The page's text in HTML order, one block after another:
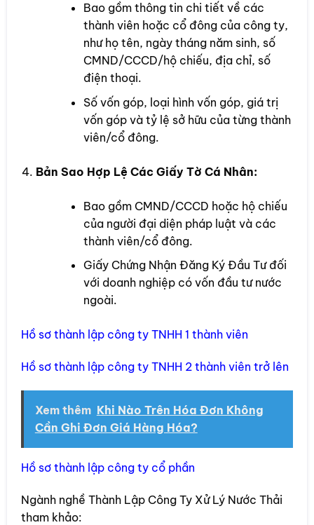
Bao gồm thông tin chi tiết về các
thành viên hoặc cổ đông của công ty,
như họ tên, ngày tháng năm sinh, số
CMND/CCCD/hộ chiếu, địa chỉ, số
điện thoại.
Số vốn góp, loại hình vốn góp, giá trị
vốn góp và tỷ lệ sở hữu của từng thành
viên/cổ đông.
Bản Sao Hợp Lệ Các Giấy Tờ Cá Nhân:
Bao gồm CMND/CCCD hoặc hộ chiếu
của người đại diện pháp luật và các
thành viên/cổ đông.
Giấy Chứng Nhận Đăng Ký Đầu Tư đối
với doanh nghiệp có vốn đầu tư nước
ngoài.
Hồ sơ thành lập công ty TNHH 1 thành viên
Hồ sơ thành lập công ty TNHH 2 thành viên trở lên
Xem thêm Khi Nào Trên Hóa Đơn Không
Cần Ghi Đơn Giá Hàng Hóa?
Hồ sơ thành lập công ty cổ phần
Ngành nghề Thành Lập Công Ty Xử Lý Nước Thải
tham khảo: